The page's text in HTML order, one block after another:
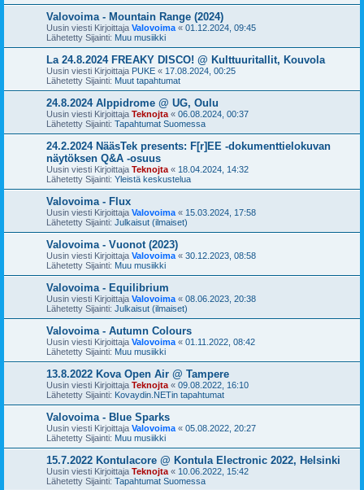
Valovoima - Mountain Range (2024)
Uusin viesti Kirjoittaja Valovoima « 01.12.2024, 09:45
Lähetetty Sijainti: Muu musiikki
La 24.8.2024 FREAKY DISCO! @ Kulttuuritallit, Kouvola
Uusin viesti Kirjoittaja PUKE « 17.08.2024, 00:25
Lähetetty Sijainti: Muut tapahtumat
24.8.2024 Alppidrome @ UG, Oulu
Uusin viesti Kirjoittaja Teknojta « 06.08.2024, 00:37
Lähetetty Sijainti: Tapahtumat Suomessa
24.2.2024 NääsTek presents: F[r]EE -dokumenttielokuvan
näytöksen Q&A -osuus
Uusin viesti Kirjoittaja Teknojta « 18.04.2024, 14:32
Lähetetty Sijainti: Yleistä keskustelua
Valovoima - Flux
Uusin viesti Kirjoittaja Valovoima « 15.03.2024, 17:58
Lähetetty Sijainti: Julkaisut (ilmaiset)
Valovoima - Vuonot (2023)
Uusin viesti Kirjoittaja Valovoima « 30.12.2023, 08:58
Lähetetty Sijainti: Muu musiikki
Valovoima - Equilibrium
Uusin viesti Kirjoittaja Valovoima « 08.06.2023, 20:38
Lähetetty Sijainti: Julkaisut (ilmaiset)
Valovoima - Autumn Colours
Uusin viesti Kirjoittaja Valovoima « 01.11.2022, 08:42
Lähetetty Sijainti: Muu musiikki
13.8.2022 Kova Open Air @ Tampere
Uusin viesti Kirjoittaja Teknojta « 09.08.2022, 16:10
Lähetetty Sijainti: Kovaydin.NETin tapahtumat
Valovoima - Blue Sparks
Uusin viesti Kirjoittaja Valovoima « 05.08.2022, 20:27
Lähetetty Sijainti: Muu musiikki
15.7.2022 Kontulacore @ Kontula Electronic 2022, Helsinki
Uusin viesti Kirjoittaja Teknojta « 10.06.2022, 15:42
Lähetetty Sijainti: Tapahtumat Suomessa